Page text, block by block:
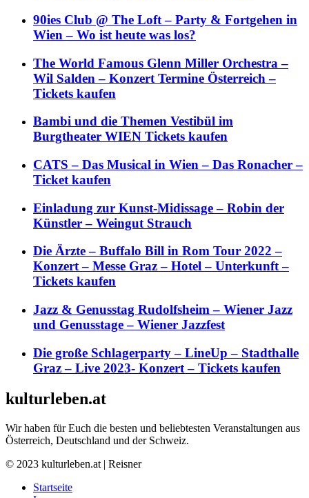
90ies Club @ The Loft – Party & Fortgehen in
Wien – Wo ist heute was los?
The World Famous Glenn Miller Orchestra –
Wil Salden – Konzert Termine Österreich –
Tickets kaufen
Bambi und die Themen Vestibül im
Burgtheater WIEN Tickets kaufen
CATS – Das Musical in Wien – Das Ronacher –
Ticket kaufen
Einladung zur Kunst-Midissage – Robin der
Künstler – Weingut Strauch
Die Ärzte – Buffalo Bill in Rom Tour 2022 –
Konzert – Messe Graz – Hotel – Unterkunft –
Tickets kaufen
Jazz & Genusstag Rudolfsheim – Wiener Jazz
und Genusstage – Wiener Jazzfest
Die große Schlagerparty – LineUp – Stadthalle
Graz – Live 2023- Konzert – Tickets kaufen
kulturleben.at
Wir haben für Euch die besten und beliebtesten Veranstaltungen aus
Österreich, Deutschland und der Schweiz.
© 2023 kulturleben.at | Reisner
Startseite